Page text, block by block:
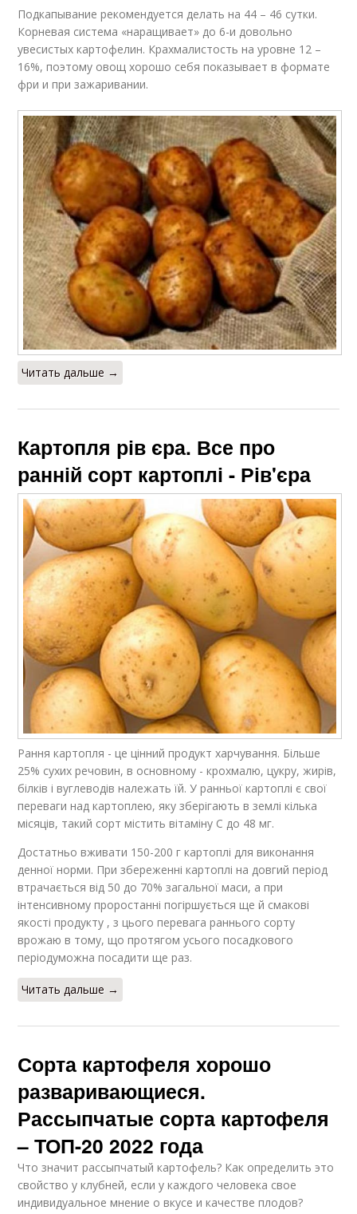
Подкапывание рекомендуется делать на 44 – 46 сутки.
Корневая система «наращивает» до 6-и довольно
увесистых картофелин. Крахмалистость на уровне 12 –
16%, поэтому овощ хорошо себя показывает в формате
фри и при зажаривании.
Читать дальше →
Картопля рів єра. Все про
ранній сорт картоплі - Рів'єра
Рання картопля - це цінний продукт харчування. Більше
25% сухих речовин, в основному - крохмалю, цукру, жирів,
білків і вуглеводів належать їй. У ранньої картоплі є свої
переваги над картоплею, яку зберігають в землі кілька
місяців, такий сорт містить вітаміну C до 48 мг.
Достатньо вживати 150-200 г картоплі для виконання
денної норми. При збереженні картоплі на довгий період
втрачається від 50 до 70% загальної маси, а при
інтенсивному проростанні погіршується ще й смакові
якості продукту , з цього перевага раннього сорту
врожаю в тому, що протягом усього посадкового
періодуможна посадити ще раз.
Читать дальше →
Сорта картофеля хорошо
разваривающиеся.
Рассыпчатые сорта картофеля
– ТОП-20 2022 года
Что значит рассыпчатый картофель? Как определить это
свойство у клубней, если у каждого человека свое
индивидуальное мнение о вкусе и качестве плодов?